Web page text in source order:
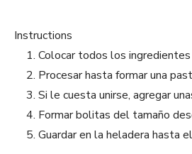
Instructions
Colocar todos los
Procesar hasta formar una
Si le cuesta unirse, agregar
Formar bolitas del tamaño
Guardar en la heladera hasta